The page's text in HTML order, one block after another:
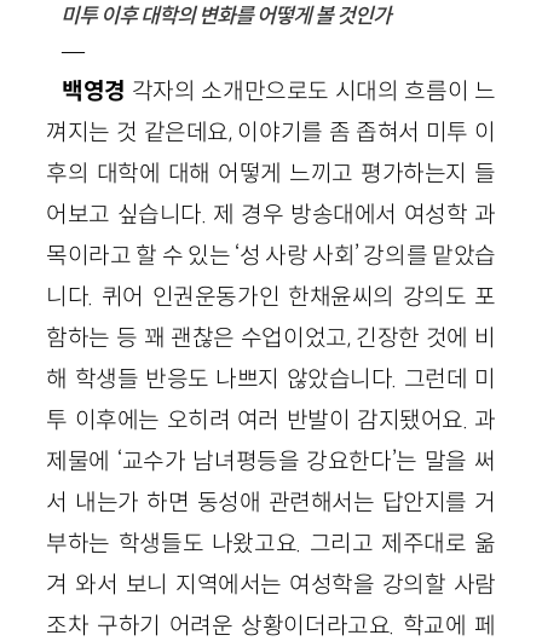
미투 이후 대학의 변화를 어떻게 볼 것인가
—
백영경 각자의 소개만으로도 시대의 흐름이 느
껴지는 것 같은데요, 이야기를 좀 좁혀서 미투 이
후의 대학에 대해 어떻게 느끼고 평가하는지 들
어보고 싶습니다. 제 경우 방송대에서 여성학 과
목이라고 할 수 있는 ‘성 사랑 사회’ 강의를 맡았습
니다. 퀴어 인권운동가인 한채윤씨의 강의도 포
함하는 등 꽤 괜찮은 수업이었고, 긴장한 것에 비
해 학생들 반응도 나쁘지 않았습니다. 그런데 미
투 이후에는 오히려 여러 반발이 감지됐어요. 과
제물에 ‘교수가 남녀평등을 강요한다’는 말을 써
서 내는가 하면 동성애 관련해서는 답안지를 거
부하는 학생들도 나왔고요. 그리고 제주대로 옮
겨 와서 보니 지역에서는 여성학을 강의할 사람
조차 구하기 어려운 상황이더라고요. 학교에 페